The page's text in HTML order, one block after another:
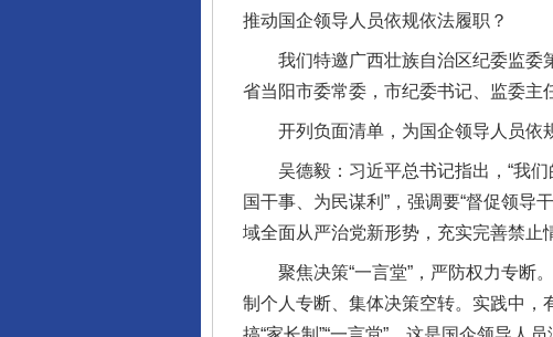
推动国企领导人员依规依法履职？
我们特邀广西壮族自治区纪委监委第
省当阳市委常委，市纪委书记、监委主
开列负面清单，为国企领导人员依
吴德毅：习近平总书记指出，“我们
国干事、为民谋利”，强调要“督促领导
域全面从严治党新形势，充实完善禁止
聚焦决策“一言堂”，严防权力专断。
制个人专断、集体决策空转。实践中，